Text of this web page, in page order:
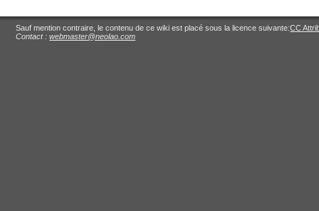
Sauf mention contraire, le contenu de ce wiki est placé sous la licence suivante:CC
Contact :webmaster@neolao.com